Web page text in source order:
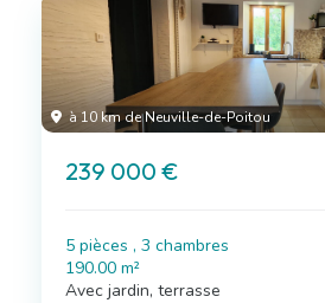
à 10 km de Neuville-de-Poitou
239 000 €
5 pièces , 3 chambres
190.00 m²
Avec jardin, terrasse